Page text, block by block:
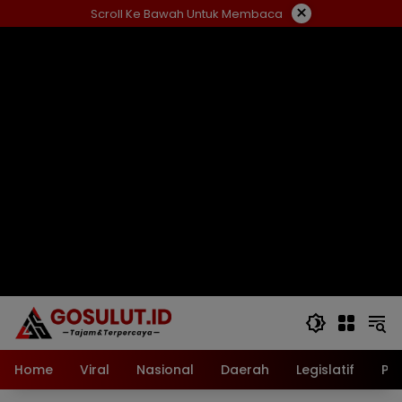
ke
Scroll Ke Bawah Untuk Membaca ×
Home Viral Nasional Daerah Legislatif